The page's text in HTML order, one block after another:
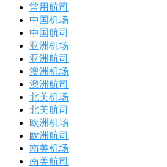
常用航司
中国机场
中国航司
亚洲机场
亚洲航司
澳洲机场
澳洲航司
北美机场
北美航司
欧洲机场
欧洲航司
南美机场
南美航司